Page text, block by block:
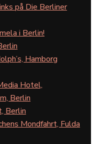
på Die Berliner
i Berlin!
Hamborg
Hotel,
Berlin
Berlin
Mondfahrt, Fulda